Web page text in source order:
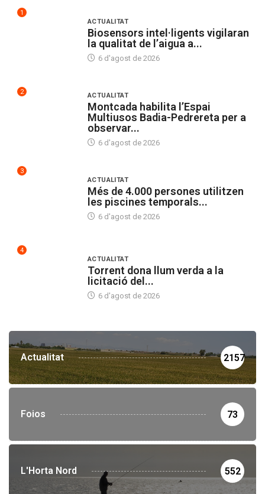
1
ACTUALITAT
Biosensors intel·ligents vigilaran
la qualitat de l’aigua a...
6 d'agost de 2026
2 ACTUALITAT
Montcada habilita l’Espai
Multiusos Badia-Pedrereta per a
observar...
6 d'agost de 2026
3
ACTUALITAT
Més de 4.000 persones utilitzen
les piscines temporals...
6 d'agost de 2026
4
ACTUALITAT
Torrent dona llum verda a la
licitació del...
6 d'agost de 2026
Actualitat 2157
Foios 73
L'Horta Nord 552